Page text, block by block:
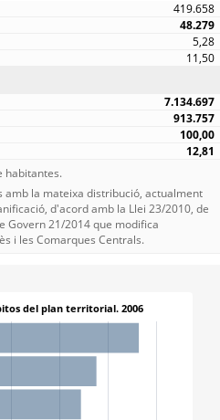
419.658
48.279
5,28
11,50
7.134.697
913.757
100,00
12,81
habitantes.
amb la mateixa distribució, actualment
d'acord amb la Llei 23/2010, de
Govern 21/2014 que modifica
i les Comarques Centrals.